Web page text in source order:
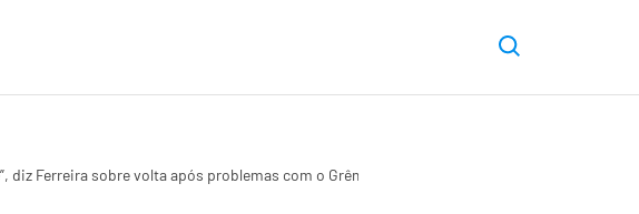
diz Ferreira sobre volta após problemas com o Grêmio